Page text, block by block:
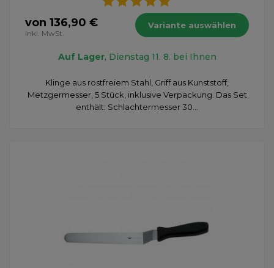
von 136,90 €
inkl. MwSt.
Variante auswählen
Auf Lager, Dienstag 11. 8. bei Ihnen
Klinge aus rostfreiem Stahl, Griff aus Kunststoff,
Metzgermesser, 5 Stück, inklusive Verpackung. Das Set
enthält: Schlachtermesser 30...